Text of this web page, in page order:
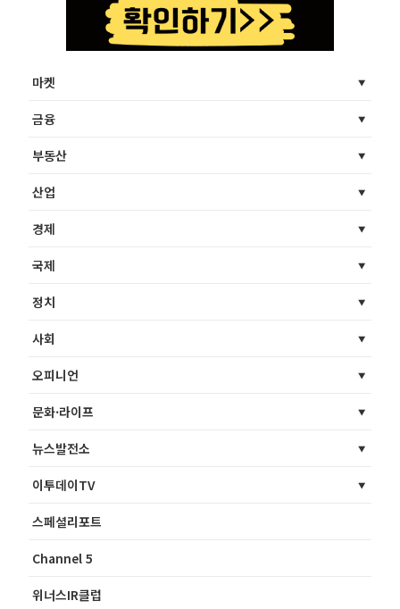
마켓
금융
부동산
산업
경제
국제
정치
사회
오피니언
문화·라이프
뉴스발전소
이투데이TV
스페셜리포트
Channel 5
위너스IR클럽